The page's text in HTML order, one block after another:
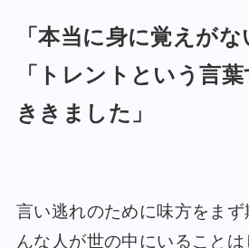
「本当に身に覚えがな
「トレントという言
ききました」
言い逃れのために味方をま
んな人が世の中にいること